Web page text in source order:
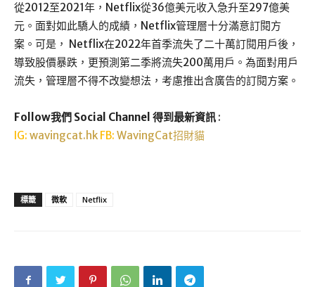
從2012至2021年，Netflix從36億美元收入急升至297億美
元。面對如此驕人的成績，Netflix管理層十分滿意訂閱方
案。可是， Netflix在2022年首季流失了二十萬訂閱用戶後，
導致股價暴跌，更預測第二季將流失200萬用戶。為面對用戶
流失，管理層不得不改變想法，考慮推出含廣告的訂閱方案。
Follow我們 Social Channel 得到最新資訊 :
IG: wavingcat.hk FB: WavingCat招財貓
標籤 微軟 Netflix